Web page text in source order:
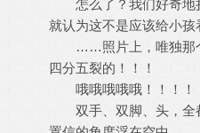
怎么了？我们好奇地
就认为这不是应该给小孩
……照片上，唯独那个
四分五裂的！！！
哦哦哦哦哦！！！！
双手、双脚、头，全